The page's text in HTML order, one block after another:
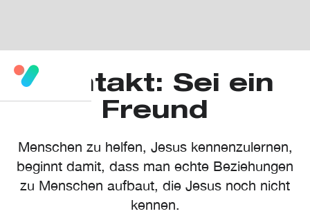
Kontakt: Sei ein
Freund
Menschen zu helfen, Jesus kennenzulernen,
beginnt damit, dass man echte Beziehungen
zu Menschen aufbaut, die Jesus noch nicht
kennen.